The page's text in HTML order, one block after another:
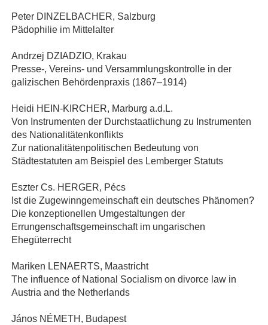
Peter DINZELBACHER, Salzburg
Pädophilie im Mittelalter
Andrzej DZIADZIO, Krakau
Presse‐, Vereins‐ und Versammlungskontrolle in der
galizischen Behördenpraxis (1867–1914)
Heidi HEIN‐KIRCHER, Marburg a.d.L.
Von Instrumenten der Durchstaatlichung zu Instrumenten
des Nationalitätenkonflikts
Zur nationalitätenpolitischen Bedeutung von
Städtestatuten am Beispiel des Lemberger Statuts
Eszter Cs. HERGER, Pécs
Ist die Zugewinngemeinschaft ein deutsches Phänomen?
Die konzeptionellen Umgestaltungen der
Errungenschaftsgemeinschaft im ungarischen
Ehegüterrecht
Mariken LENAERTS, Maastricht
The influence of National Socialism on divorce law in
Austria and the Netherlands
János NÉMETH, Budapest